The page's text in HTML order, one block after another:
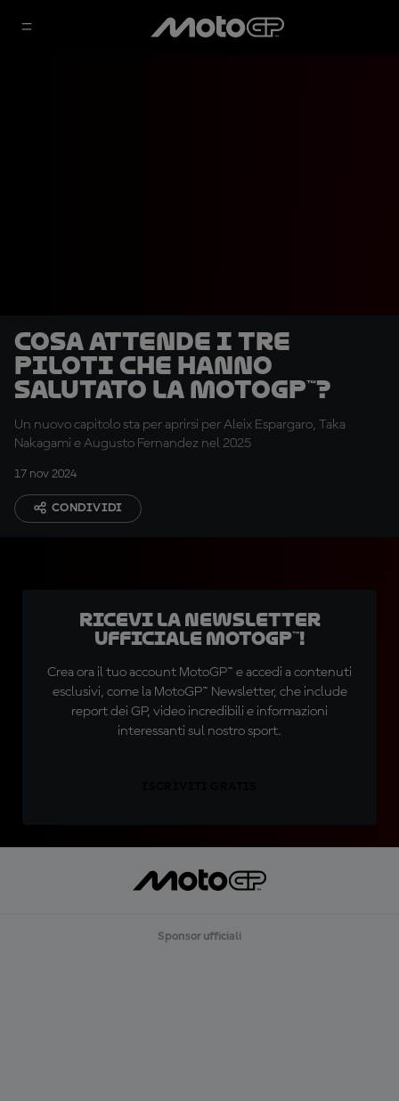
Cosa attende i tre
piloti che hanno
salutato la MotoGP™?
Un nuovo capitolo sta per aprirsi per Aleix Espargaro, Taka
Nakagami e Augusto Fernandez nel 2025
17 nov 2024
CONDIVIDI
Ricevi la newsletter
ufficiale MotoGP™!
Crea ora il tuo account MotoGP™ e accedi a contenuti
esclusivi, come la MotoGP™ Newsletter, che include
report dei GP, video incredibili e informazioni
interessanti sul nostro sport.
Sponsor ufficiali